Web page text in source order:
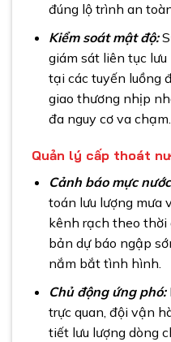
đúng lộ trình an
Kiểm soát mật độ:
giám sát liên tục
tại các tuyến luồng
giao thương nhịp
đa nguy cơ va chạm.
Quản lý cấp thoát
Cảnh báo mực
toán lưu lượng mưa
kênh rạch theo thời
bản dự báo ngập
nắm bắt tình hình.
Chủ động ứng phó:
trực quan, đội vận
tiết lưu lượng dòng